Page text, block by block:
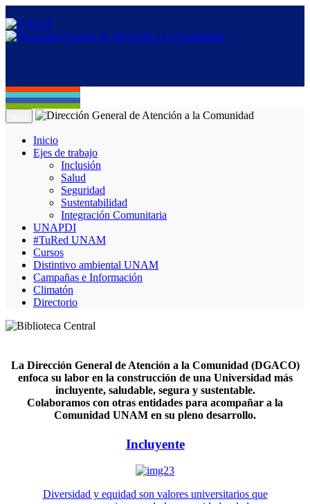
Inicio
Ejes de trabajo
Inclusión
Salud
Seguridad
Sustentabilidad
Integración Comunitaria
UNAPDI
#TuRed UNAM
Cursos
Distintivo ambiental UNAM
Campañas e Información
Climatón
Directorio
La Dirección General de Atención a la Comunidad (DGACO)
enfoca su labor en la construcción de una Universidad más
incluyente, saludable, segura y sustentable.
Colaboramos con otras entidades para acompañar a la
Comunidad UNAM en su pleno desarrollo.
Incluyente
Diversidad y equidad son valores universitarios que